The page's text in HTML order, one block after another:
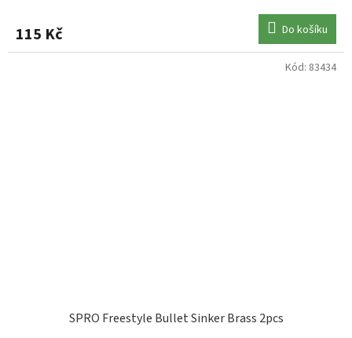
115 Kč Do košíku
SPRO Freestyle Bullet Sinker Brass 2pcs
Kód: 83434